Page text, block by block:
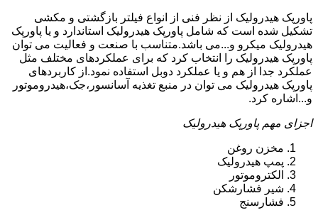
پاورپک هیدرولیک از نظر فنی از انواع فیلتر بازگشتی و مکشی
تشکیل شده است که شامل پاورپک هیدرولیک استاندارد و یا پاورپک
هیدرولیک میکرو و...می باشد.متناسب با صنعت و فعالیت می توان
پاورپک هیدرولیک را انتخاب کرد که برای عملکردهای مختلف مثل
عملکرد جدا از هم و یا عملکرد دوبل استفاده نمود.از کاربردهای
پاورپک هیدرولیک می توان در منبع تغذیه آسانسور،جک،هیدروموتور
و...اشاره کرد.
اجزای مهم پاورپک هیدرولیک
مخزن روغن
پمپ هیدرولیک
الکتروموتور
شیر فشارشکن
فشارسنج